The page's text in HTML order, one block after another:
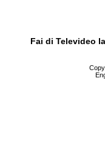
Fai di Televideo